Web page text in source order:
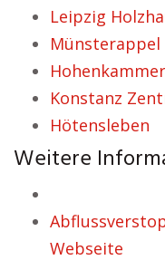
Leipzig
Münsterappel
Hohenkammer
Konstanz
Hötensleben
Weitere
Webseite